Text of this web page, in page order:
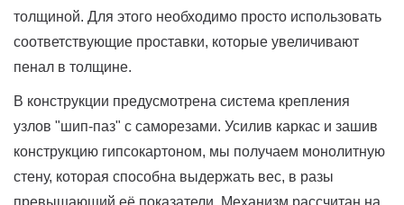
толщиной. Для этого необходимо просто использовать
соответствующие проставки, которые увеличивают
пенал в толщине.
В конструкции предусмотрена система крепления
узлов "шип-паз" с саморезами. Усилив каркас и зашив
конструкцию гипсокартоном, мы получаем монолитную
стену, которая способна выдержать вес, в разы
превышающий её показатели. Механизм рассчитан на